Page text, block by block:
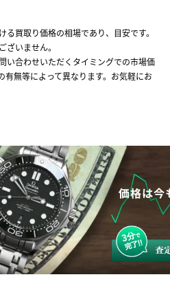
る買取り価格の相場であり、目安です。
ざいません。
い合わせいただくタイミングでの市場価
有無等によって異なります。お気軽にお